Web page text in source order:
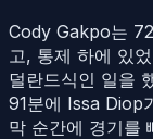
Cody Gakpo는
고, 통제 하에 있
덜란드식인 일을
91분에 Issa Diop
막 순간에 경기를